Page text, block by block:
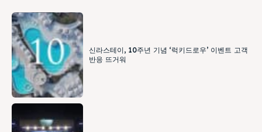
신라스테이, 10주년 기념 ‘럭키드로우’ 이벤트 고객
반응 뜨거워